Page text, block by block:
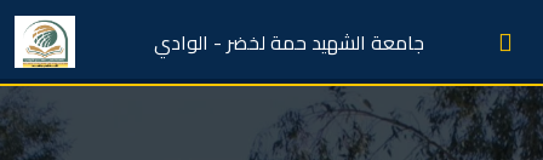
جامعة الشهيد حمة لخضر - الوادي